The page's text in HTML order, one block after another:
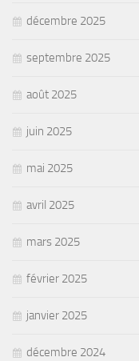
décembre 2025
septembre 2025
août 2025
juin 2025
mai 2025
avril 2025
mars 2025
février 2025
janvier 2025
décembre 2024